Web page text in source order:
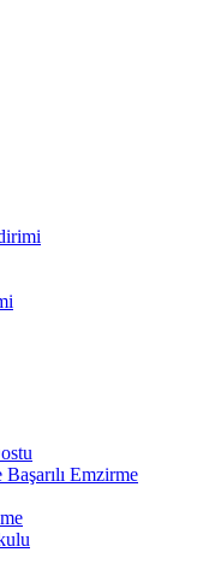
Emzirme